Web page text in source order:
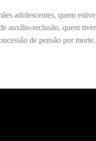
adolescentes, quem
auxílio-reclusão, quem
de pensão por